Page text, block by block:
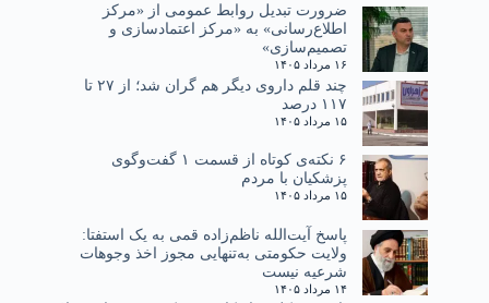
ضرورت تبدیل روابط عمومی از «مرکز
اطلاع‌رسانی» به «مرکز اعتمادسازی و
تصمیم‌سازی»
۱۶ مرداد ۱۴۰۵
چند قلم داروی دیگر هم گران شد؛ از ۲۷ تا
۱۱۷ درصد
۱۵ مرداد ۱۴۰۵
۶ نکته‌ی کوتاه از قسمت ۱ گفت‌وگوی
پزشکیان با مردم
۱۵ مرداد ۱۴۰۵
پاسخ آیت‌الله ناظم‌زاده قمی به یک استفتا:
ولایت حکومتی به‌تنهایی مجوز اخذ وجوهات
شرعیه نیست
۱۴ مرداد ۱۴۰۵